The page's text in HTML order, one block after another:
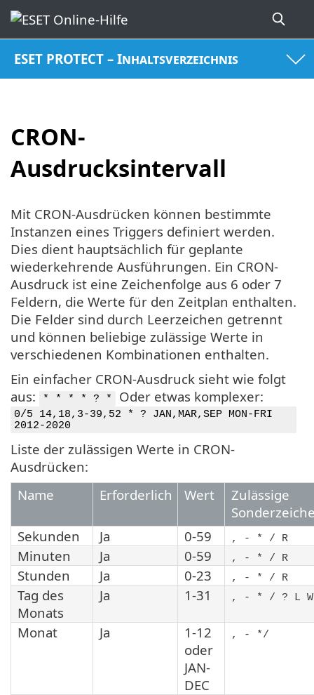
ESET PROTECT – Inhaltsverzeichnis
CRON-
Ausdrucksintervall
Mit CRON-Ausdrücken können bestimmte
Instanzen eines Triggers definiert werden.
Dies dient hauptsächlich für geplante
wiederkehrende Ausführungen. Ein CRON-
Ausdruck ist eine Zeichenfolge aus 6 oder 7
Feldern, die Werte für den Zeitplan enthalten.
Die Felder sind durch Leerzeichen getrennt
und können beliebige zulässige Werte in
verschiedenen Kombinationen enthalten.
Ein einfacher CRON-Ausdruck sieht wie folgt
aus:
* * * * ? * Oder etwas komplexer:
0/5 14,18,3-39,52 * ? JAN,MAR,SEP MON-FRI
2012-2020
Liste der zulässigen Werte in CRON-
Ausdrücken:
Name
Erforderlich Wert
Zulässige
Sekunden
Ja 0-59 , - * / R
Minuten Ja 0-59 , - * / R
Stunden Ja 0-23 , - * / R
Tag des
Monats
Ja 1-31 , - * / ? L W
Monat Ja
1-12
oder
JAN-
DEC
, - */